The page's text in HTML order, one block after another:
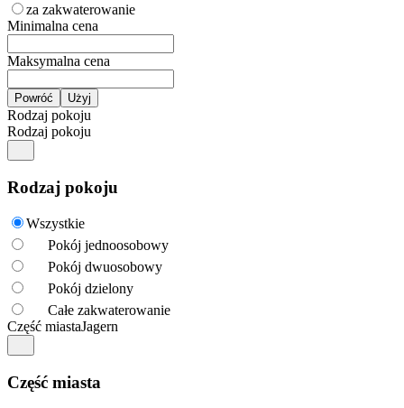
za zakwaterowanie
Minimalna cena
Maksymalna cena
Rodzaj pokoju
Rodzaj pokoju
Rodzaj pokoju
Wszystkie
Pokój jednoosobowy
Pokój dwuosobowy
Pokój dzielony
Całe zakwaterowanie
Część miastaJagern
Część miasta